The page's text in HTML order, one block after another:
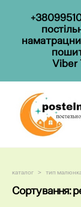
Viber
каталог > тип
Сортування: